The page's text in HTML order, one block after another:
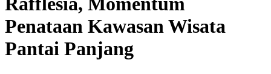
Penataan Kawasan Wisata
Pantai Panjang